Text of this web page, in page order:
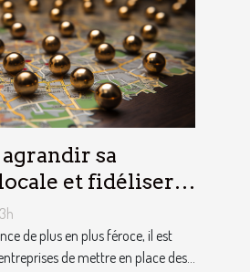
sa
et fidéliser
grâce aux outils
local ?
de plus en plus féroce, il est
de mettre en place des...